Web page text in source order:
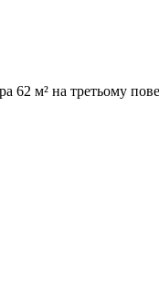
62 м² на третьому